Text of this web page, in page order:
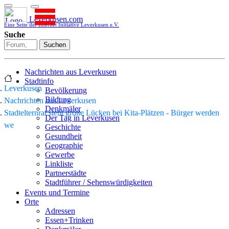
Leverkusen.com
Eine Seite der Internet Initiative Leverkusen e.V.
Suche
Suchen
Nachrichten aus Leverkusen
Stadtinfo
Bevölkerung
Bildung
Denkmäler
Der Tag in Leverkusen
Geschichte
Gesundheit
Geographie
Gewerbe
Linkliste
Partnerstädte
Stadtführer / Sehenswürdigkeiten
Stadtplan
Sport
Who is who
Events und Termine
Orte
Adressen
Essen+Trinken
Leverkusen
Nachrichten aus Leverkusen
Stadtelternrat sieht große Lücken bei Kita-Plätzen - Bürger werden
we